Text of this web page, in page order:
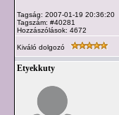
Tagság: 2007-01-19 20:36:20
Tagszám: #40281
Hozzászólások: 4672
Kiváló dolgozó
Etyekkuty